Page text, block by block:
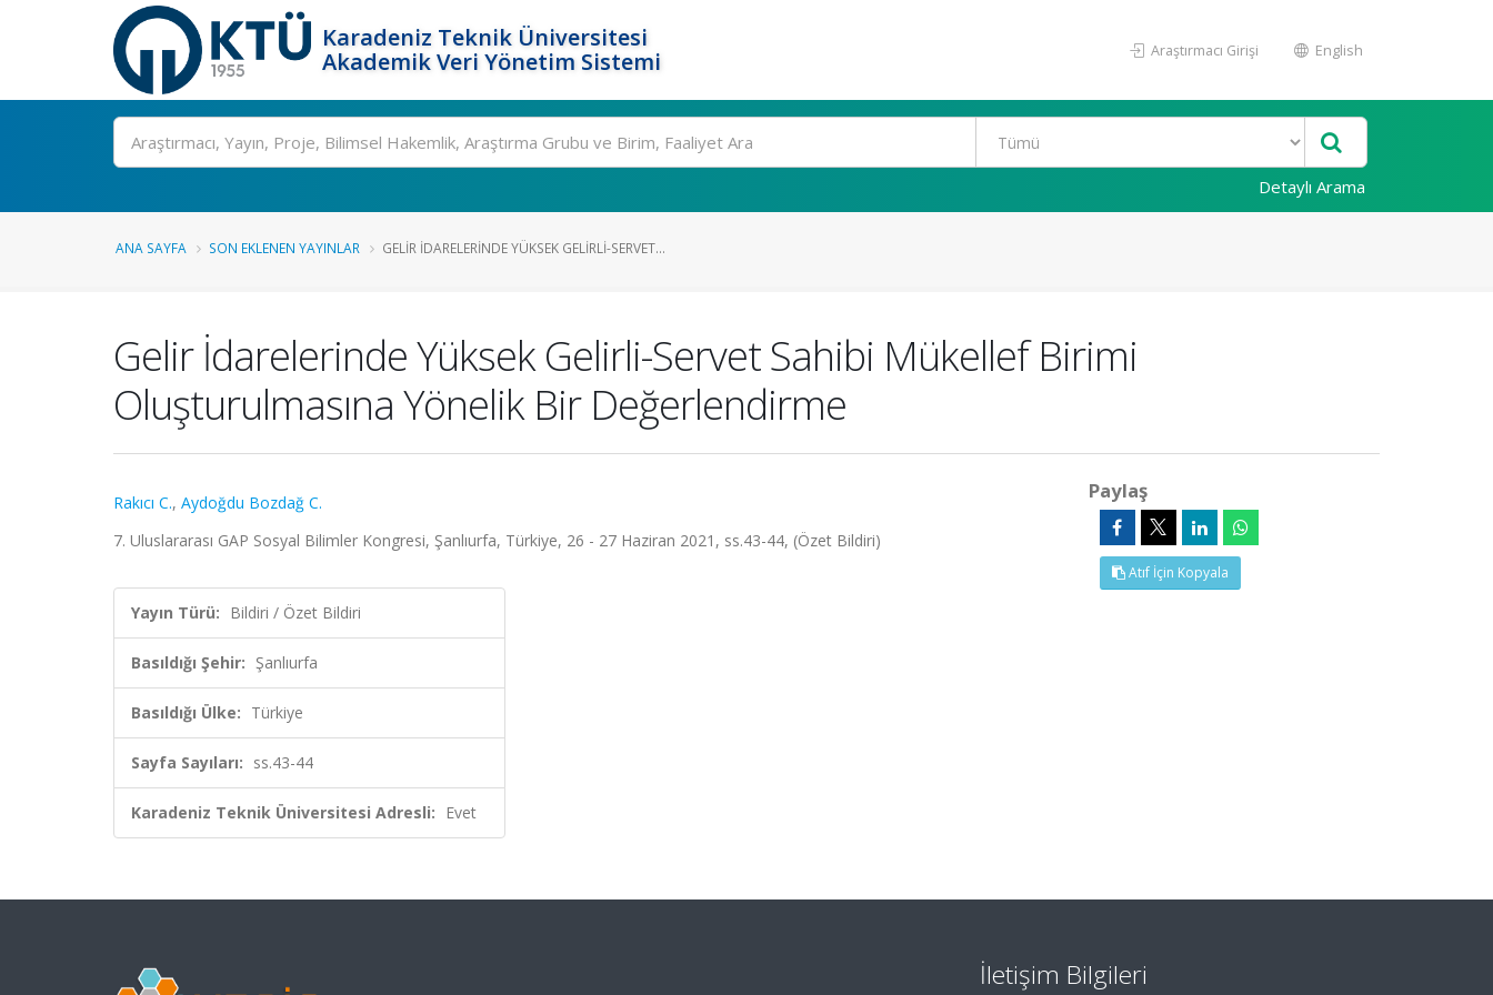
Karadeniz Teknik Üniversitesi
Akademik Veri Yönetim Sistemi
Araştırmacı Girişi English
Ara
Detaylı Arama
ANA SAYFA SON EKLENEN YAYINLAR GELIR İDARELERINDE YÜKSEK GELIRLI-SERVET...
Gelir İdarelerinde Yüksek Gelirli-Servet Sahibi Mükellef Birimi
Oluşturulmasına Yönelik Bir Değerlendirme
Rakıcı C., Aydoğdu Bozdağ C.
7. Uluslararası GAP Sosyal Bilimler Kongresi, Şanlıurfa, Türkiye, 26 - 27 Haziran 2021, ss.43-44, (Özet Bildiri)
Yayın Türü: Bildiri / Özet Bildiri
Basıldığı Şehir: Şanlıurfa
Basıldığı Ülke: Türkiye
Sayfa Sayıları: ss.43-44
Karadeniz Teknik Üniversitesi Adresli: Evet
Paylaş
Atıf İçin Kopyala
İletişim Bilgileri